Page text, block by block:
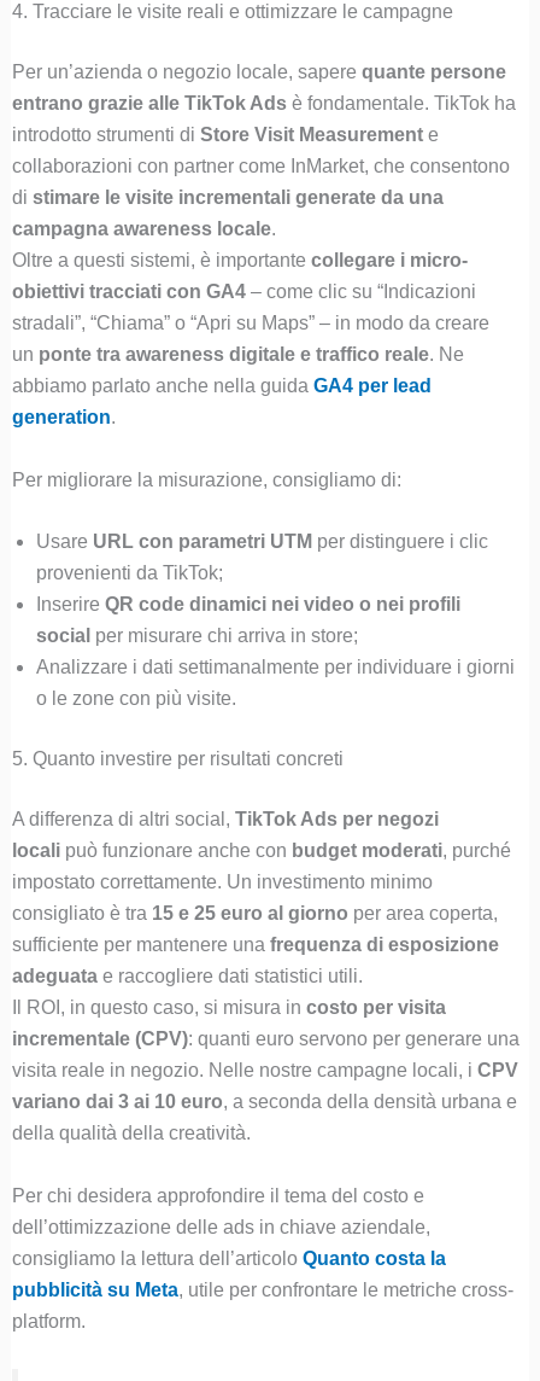
4. Tracciare le visite reali e ottimizzare le campagne
Per un’azienda o negozio locale, sapere quante persone
entrano grazie alle TikTok Adsè fondamentale. TikTok ha
introdotto strumenti di Store Visit Measuremente
collaborazioni con partner come InMarket, che consentono
di stimare le visite incrementali generate da una
campagna awareness locale.
Oltre a questi sistemi, è importante collegare i micro-
obiettivi tracciati con GA4– come clic su “Indicazioni
stradali”, “Chiama” o “Apri su Maps” – in modo da creare
un ponte tra awareness digitale e traffico reale. Ne
abbiamo parlato anche nella guida GA4 per lead
generation.
Per migliorare la misurazione, consigliamo di:
Usare URL con parametri UTM per distinguere i clic
provenienti da TikTok;
Inserire QR code dinamici nei video o nei profili
social per misurare chi arriva in store;
Analizzare i dati settimanalmente per individuare i giorni
o le zone con più visite.
5. Quanto investire per risultati concreti
A differenza di altri social, TikTok Ads per negozi
localipuò funzionare anche con budget moderati, purché
impostato correttamente. Un investimento minimo
consigliato è tra 15 e 25 euro al giorno per area coperta,
sufficiente per mantenere una frequenza di esposizione
adeguatae raccogliere dati statistici utili.
Il ROI, in questo caso, si misura in costo per visita
incrementale (CPV): quanti euro servono per generare una
visita reale in negozio. Nelle nostre campagne locali, i CPV
variano dai 3 ai 10 euro, a seconda della densità urbana e
della qualità della creatività.
Per chi desidera approfondire il tema del costo e
dell’ottimizzazione delle ads in chiave aziendale,
consigliamo la lettura dell’articolo Quanto costa la
pubblicità su Meta, utile per confrontare le metriche cross-
platform.